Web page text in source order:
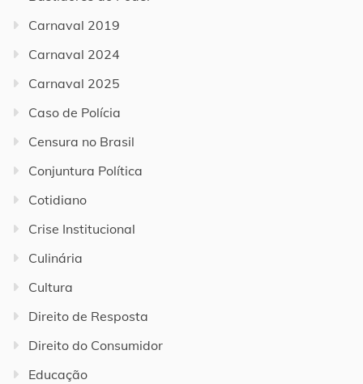
Carnaval 2019
Carnaval 2024
Carnaval 2025
Caso de Polícia
Censura no Brasil
Conjuntura Política
Cotidiano
Crise Institucional
Culinária
Cultura
Direito de Resposta
Direito do Consumidor
Educação